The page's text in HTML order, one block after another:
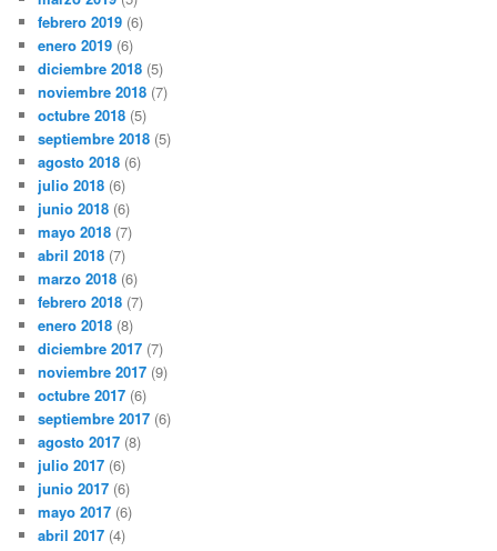
febrero 2019 (6)
enero 2019 (6)
diciembre 2018 (5)
noviembre 2018 (7)
octubre 2018 (5)
septiembre 2018 (5)
agosto 2018 (6)
julio 2018 (6)
junio 2018 (6)
mayo 2018 (7)
abril 2018 (7)
marzo 2018 (6)
febrero 2018 (7)
enero 2018 (8)
diciembre 2017 (7)
noviembre 2017 (9)
octubre 2017 (6)
septiembre 2017 (6)
agosto 2017 (8)
julio 2017 (6)
junio 2017 (6)
mayo 2017 (6)
abril 2017 (4)